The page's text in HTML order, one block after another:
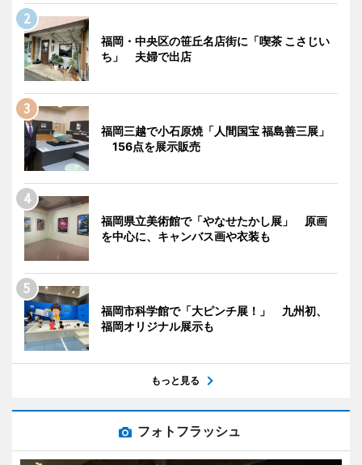
福岡・中央区の笹丘名店街に「喫茶 こさじい
ち」 夫婦で出店
福岡三越で小石原焼「人間国宝 福島善三展」
156点を展示販売
福岡県立美術館で「やなせたかし展」 原画
を中心に、キャンバス画や衣装も
福岡市科学館で「大ピンチ展！」 九州初、
福岡オリジナル展示も
もっと見る
フォトフラッシュ